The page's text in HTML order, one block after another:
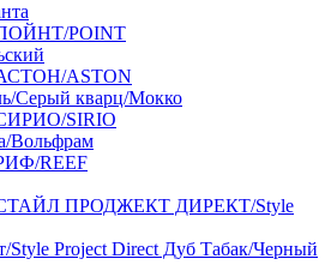
ПОЙНТ/POINT
АСТОН/ASTON
Серый кварц/Мокко
СИРИО/SIRIO
Вольфрам
REEF
СТАЙЛ ПРОДЖЕКТ ДИРЕКТ/Style
Style Project Direct Дуб Табак/Черный